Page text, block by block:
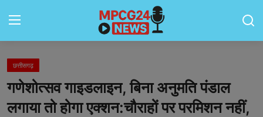
Contact
मध्यप्रदेश
छत्तीसगढ़
गणेशोत्सव गाइडलाइन, बिना अनुमति पंडाल
लगाया तो होगा एक्शन:चौराहों पर परमिशन नहीं,